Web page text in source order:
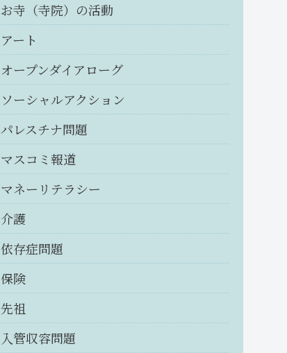
お寺（寺院）の活動
アート
オープンダイアローグ
ソーシャルアクション
パレスチナ問題
マスコミ報道
マネーリテラシー
介護
依存症問題
保険
先祖
入管収容問題